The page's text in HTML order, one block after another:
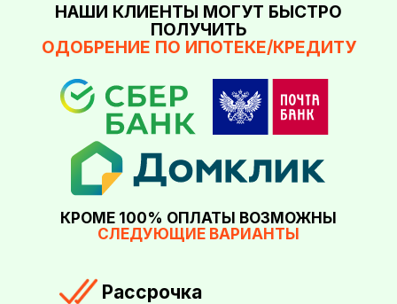
НАШИ КЛИЕНТЫ МОГУТ БЫСТРО
ПОЛУЧИТЬ
ОДОБРЕНИЕ ПО ИПОТЕКЕ/КРЕДИТУ
КРОМЕ 100% ОПЛАТЫ ВОЗМОЖНЫ
СЛЕДУЮЩИЕ ВАРИАНТЫ
Рассрочка